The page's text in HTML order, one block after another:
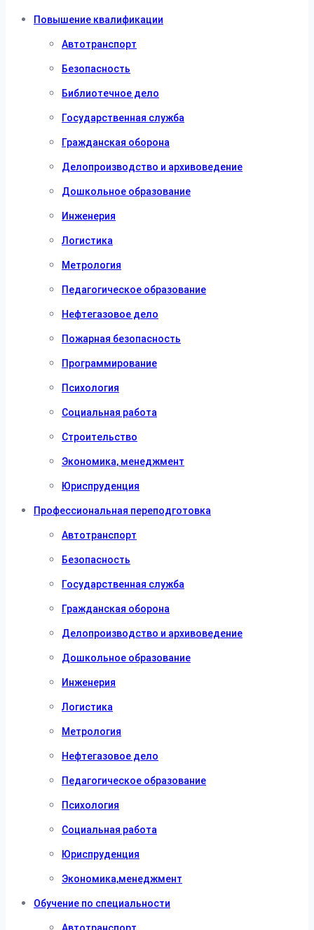
Повышение квалификации
Автотранспорт
Безопасность
Библиотечное дело
Государственная служба
Гражданская оборона
Делопроизводство и архивоведение
Дошкольное образование
Инженерия
Логистика
Метрология
Педагогическое образование
Нефтегазовое дело
Пожарная безопасность
Программирование
Психология
Социальная работа
Строительство
Экономика, менеджмент
Юриспруденция
Профессиональная переподготовка
Автотранспорт
Безопасность
Государственная служба
Гражданская оборона
Делопроизводство и архивоведение
Дошкольное образование
Инженерия
Логистика
Метрология
Нефтегазовое дело
Педагогическое образование
Психология
Социальная работа
Юриспруденция
Экономика,менеджмент
Обучение по специальности